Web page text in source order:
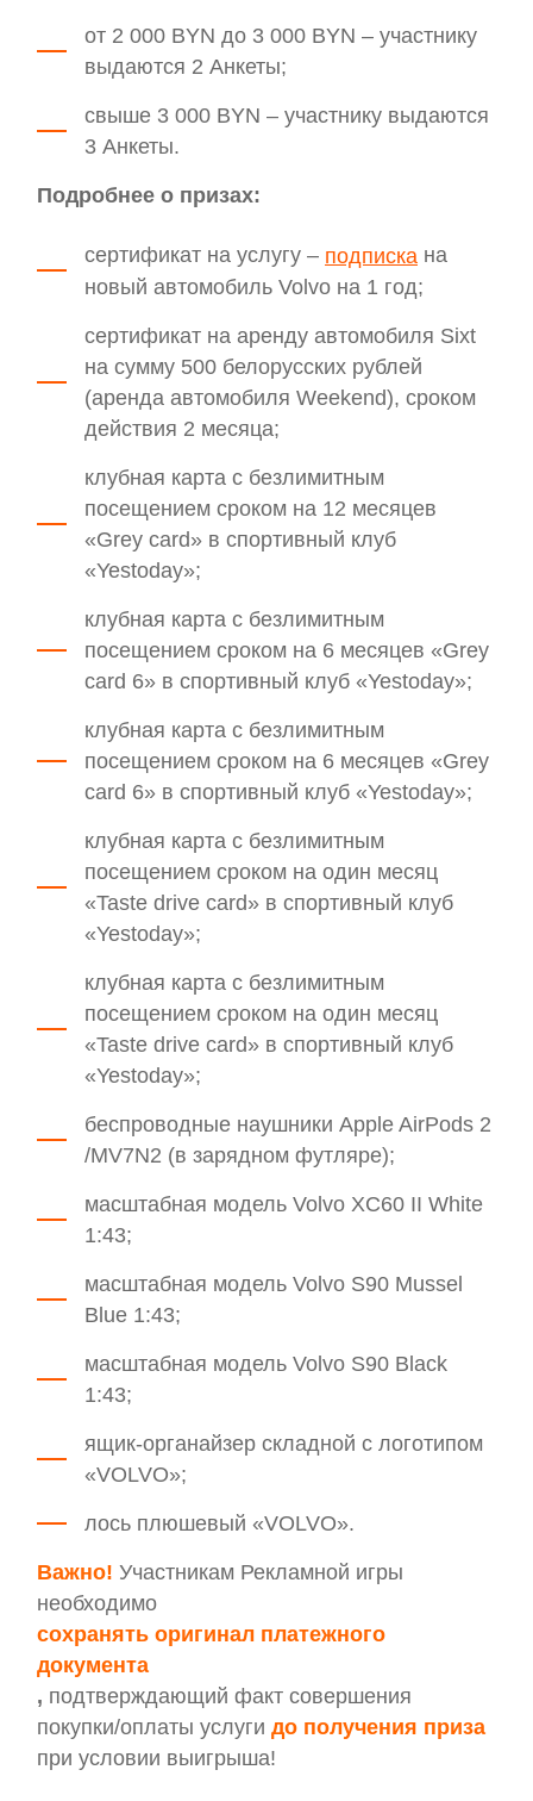
от 2 000 BYN до 3 000 BYN – участнику
выдаются 2 Анкеты;
свыше 3 000 BYN – участнику выдаются
3 Анкеты.
Подробнее о призах:
сертификат на услугу – подписка на
новый автомобиль Volvo на 1 год;
сертификат на аренду автомобиля Sixt
на сумму 500 белорусских рублей
(аренда автомобиля Weekend), сроком
действия 2 месяца;
клубная карта с безлимитным
посещением сроком на 12 месяцев
«Grey card» в спортивный клуб
«Yestoday»;
клубная карта с безлимитным
посещением сроком на 6 месяцев «Grey
card 6» в спортивный клуб «Yestoday»;
клубная карта с безлимитным
посещением сроком на 6 месяцев «Grey
card 6» в спортивный клуб «Yestoday»;
клубная карта с безлимитным
посещением сроком на один месяц
«Taste drive card» в спортивный клуб
«Yestoday»;
клубная карта с безлимитным
посещением сроком на один месяц
«Taste drive card» в спортивный клуб
«Yestoday»;
беспроводные наушники Apple AirPods 2
/MV7N2 (в зарядном футляре);
масштабная модель Volvo XC60 II White
1:43;
масштабная модель Volvo S90 Mussel
Blue 1:43;
масштабная модель Volvo S90 Black
1:43;
ящик-органайзер складной с логотипом
«VOLVO»;
лось плюшевый «VOLVO».
Важно! Участникам Рекламной игры
необходимо
сохранять оригинал платежного
документа
, подтверждающий факт совершения
покупки/оплаты услуги до получения приза
при условии выигрыша!